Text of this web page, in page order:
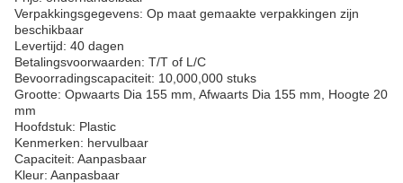
Verpakkingsgegevens: Op maat gemaakte verpakkingen zijn
beschikbaar
Levertijd: 40 dagen
Betalingsvoorwaarden: T/T of L/C
Bevoorradingscapaciteit: 10,000,000 stuks
Grootte: Opwaarts Dia 155 mm, Afwaarts Dia 155 mm, Hoogte 20
mm
Hoofdstuk: Plastic
Kenmerken: hervulbaar
Capaciteit: Aanpasbaar
Kleur: Aanpasbaar